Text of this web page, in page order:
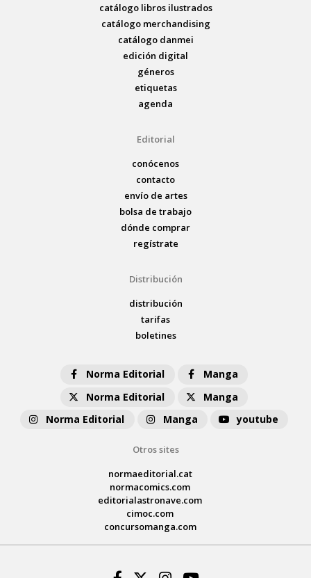
catálogo libros ilustrados
catálogo merchandising
catálogo danmei
edición digital
géneros
etiquetas
agenda
Editorial
conócenos
contacto
envío de artes
bolsa de trabajo
dónde comprar
regístrate
Distribución
distribución
tarifas
boletines
Norma Editorial
Manga
Norma Editorial
Manga
Norma Editorial
Manga youtube
Otros sites
normaeditorial.cat
normacomics.com
editorialastronave.com
cimoc.com
concursomanga.com